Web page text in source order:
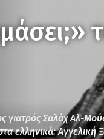
γιατρός Σαλάχ Αλ-
ελληνικά: Αγγελική